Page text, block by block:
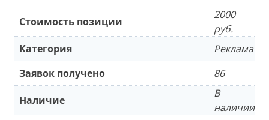
Стоимость позиции
2000
руб.
Категория
Реклама
Заявок получено
86
Наличие
В
наличии